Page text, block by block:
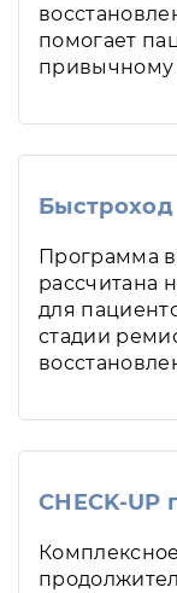
помогает
привычному
Быстроход
Программа
рассчитана
для
стадии
CHECK-UP